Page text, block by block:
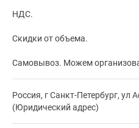
НДС.
Скидки от объема.
Самовывоз. Можем
Россия, г Санкт-Петербург, ул
(Юридический адрес)